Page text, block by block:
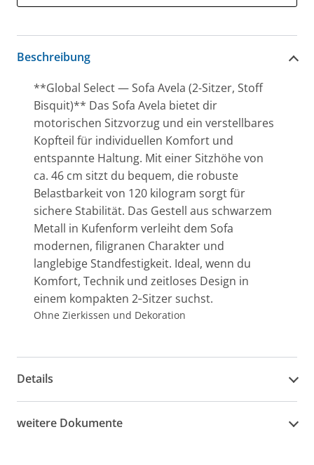
Beschreibung
**Global Select — Sofa Avela (2-Sitzer, Stoff
Bisquit)** Das Sofa Avela bietet dir
motorischen Sitzvorzug und ein verstellbares
Kopfteil für individuellen Komfort und
entspannte Haltung. Mit einer Sitzhöhe von
ca. 46 cm sitzt du bequem, die robuste
Belastbarkeit von 120 kilogram sorgt für
sichere Stabilität. Das Gestell aus schwarzem
Metall in Kufenform verleiht dem Sofa
modernen, filigranen Charakter und
langlebige Standfestigkeit. Ideal, wenn du
Komfort, Technik und zeitloses Design in
einem kompakten 2‑Sitzer suchst.
Ohne Zierkissen und Dekoration
Details
weitere Dokumente